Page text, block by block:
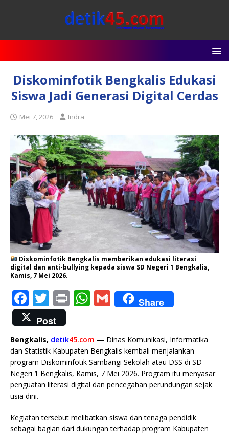
Diskominfotik Bengkalis Edukasi
Siswa Jadi Generasi Digital Cerdas
Mei 7, 2026 Indra
Diskominfotik Bengkalis memberikan edukasi literasi
digital dan anti-bullying kepada siswa SD Negeri 1 Bengkalis,
Kamis, 7 Mei 2026.
F
a
c
e
b
o
o
k
T
w
it
te
r
P
t
W
s
A
p
G
m
l
Share
Post
Bengkalis, detik45.com — Dinas Komunikasi, Informatika
dan Statistik Kabupaten Bengkalis kembali menjalankan
program Diskominfotik Sambangi Sekolah atau DSS di SD
Negeri 1 Bengkalis, Kamis, 7 Mei 2026. Program itu menyasar
penguatan literasi digital dan pencegahan perundungan sejak
usia dini.
Kegiatan tersebut melibatkan siswa dan tenaga pendidik
sebagai bagian dari dukungan terhadap program Kabupaten